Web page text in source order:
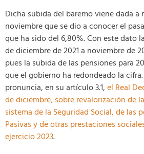
Dicha subida del baremo viene dada a
noviembre que se dio a conocer el
que ha sido del 6,80%. Con este dato
de diciembre de 2021 a noviembre de
pues la subida de las pensiones para
que el gobierno ha redondeado la
pronuncia, en su artículo 3.1,el Real
de diciembre, sobre revalorización de
sistema de la Seguridad Social, de las
Pasivas y de otras prestaciones
ejercicio 2023.